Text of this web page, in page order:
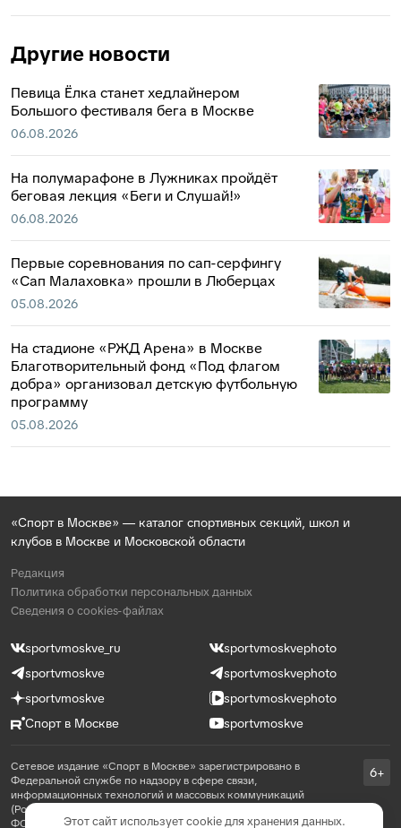
Другие новости
Певица Ёлка станет хедлайнером
Большого фестиваля бега в Москве
06.08.2026
На полумарафоне в Лужниках пройдёт
беговая лекция «Беги и Слушай!»
06.08.2026
Первые соревнования по сап-серфингу
«Сап Малаховка» прошли в Люберцах
05.08.2026
На стадионе «РЖД Арена» в Москве
Благотворительный фонд «Под флагом
добра» организовал детскую футбольную
программу
05.08.2026
«Спорт в Москве» — каталог спортивных секций, школ и
клубов в Москве и Московской области
Редакция
Политика обработки персональных данных
Сведения о cookies-файлах
sportvmoskve_ru
sportvmoskvephoto
sportvmoskve
sportvmoskvephoto
sportvmoskve
sportvmoskvephoto
Спорт в Москве
sportvmoskve
Сетевое издание «Спорт в Москве» зарегистрировано в
Федеральной службе по надзору в сфере связи,
информационных технологий и массовых коммуникаций
(Роскомнадзор) 31 августа 2021 года, реестровая запись ЭЛ №
ФС 77 - 81769
6+
Этот сайт использует cookie для хранения данных.